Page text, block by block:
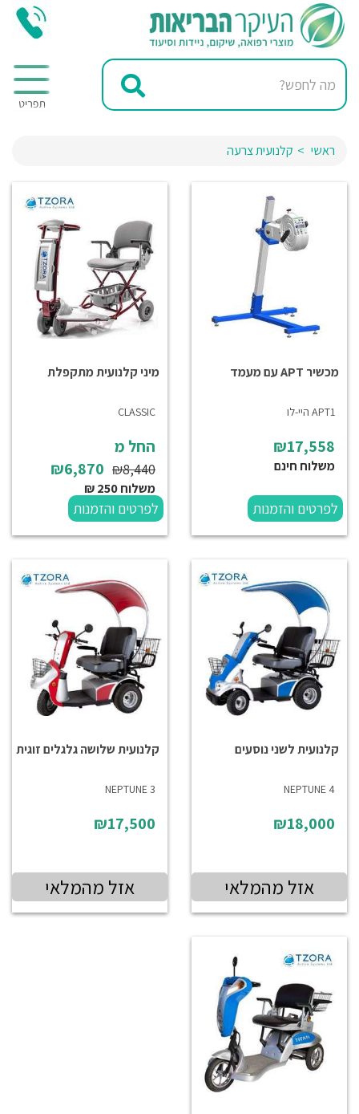
ראשי קלנועית צרעה
מכשיר APT עם מעמד
APT1 היי-לו
₪17,558
משלוח חינם
לפרטים והזמנות
מיני קלנועית מתקפלת
CLASSIC
החל מ
₪6,870 ₪8,440
משלוח 250 ₪
לפרטים והזמנות
קלנועית לשני נוסעים
NEPTUNE 4
₪18,000
אזל מהמלאי
קלנועית שלושה גלגלים זוגית
NEPTUNE 3
₪17,500
אזל מהמלאי